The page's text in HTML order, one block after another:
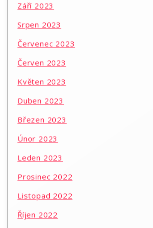
Září 2023
Srpen 2023
Červenec 2023
Červen 2023
Květen 2023
Duben 2023
Březen 2023
Únor 2023
Leden 2023
Prosinec 2022
Listopad 2022
Říjen 2022